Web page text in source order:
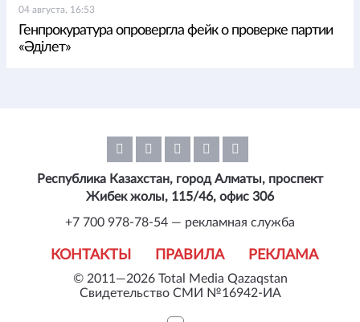
04 августа, 16:53
Генпрокуратура опровергла фейк о проверке партии
«Әділет»
© 2011—2026 Total Media Qazaqstan
Свидетельство СМИ №16942-ИА
КОНТАКТЫ ПРАВИЛА РЕКЛАМА
Республика Казахстан, город Алматы, проспект
Жибек жолы, 115/46, офис 306
+7 700 978-78-54 — рекламная служба